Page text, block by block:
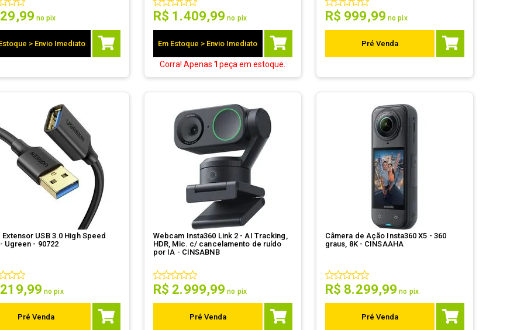
29,99 no pix
> Envio Imediato
R$ 1 .409,99 no pix
Em Estoque > Envio Imediato
Corra! Apenas 1 peça em estoque.
R$ 999,99 no pix
Pré Venda
Extensor USB 3.0 High Speed
Ugreen - 90722
219,99 no pix
Pré Venda
Webcam Insta360 Link 2 - AI Tracking,
HDR, Mic. c/ cancelamento de ruído
por IA - CINSABNB
R$ 2.999,99 no pix
Pré Venda
Câmera de Ação Insta360 X5 - 360
graus, 8K - CINSAAHA
R$ 8.299,99 no pix
Pré Venda